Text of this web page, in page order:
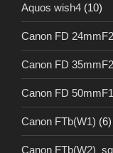
Aquos wish4 (10)
Canon FD
Canon FD
Canon FD
Canon FTb(W1) (6)
Canon